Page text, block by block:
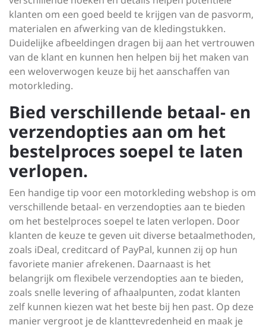
klanten om een goed beeld te krijgen van de pasvorm,
materialen en afwerking van de kledingstukken.
Duidelijke afbeeldingen dragen bij aan het vertrouwen
van de klant en kunnen hen helpen bij het maken van
een weloverwogen keuze bij het aanschaffen van
motorkleding.
Bied verschillende betaal- en
verzendopties aan om het
bestelproces soepel te laten
verlopen.
Een handige tip voor een motorkleding webshop is om
verschillende betaal- en verzendopties aan te bieden
om het bestelproces soepel te laten verlopen. Door
klanten de keuze te geven uit diverse betaalmethoden,
zoals iDeal, creditcard of PayPal, kunnen zij op hun
favoriete manier afrekenen. Daarnaast is het
belangrijk om flexibele verzendopties aan te bieden,
zoals snelle levering of afhaalpunten, zodat klanten
zelf kunnen kiezen wat het beste bij hen past. Op deze
manier vergroot je de klanttevredenheid en maak je